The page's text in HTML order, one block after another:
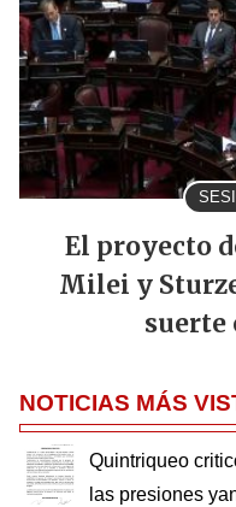
El proyecto
Milei y
suerte
NOTICIAS MÁS
Quintriqueo
las presiones